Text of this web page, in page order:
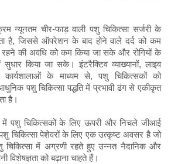
न्यूनतम चीर-फाड़ वाली पशु चिकित्सा सर्जरी के
है, जिससे ऑपरेशन के बाद होने वाले दर्द को कम
की अवधि को कम किया जा सके और रोगियों के
सुधार किया जा सके। इंटरैक्टिव व्याख्यानों, लाइव
कार्यशालाओं के माध्यम से, पशु चिकित्सकों को
पशु चिकित्सा पद्धति में प्रभावी ढंग से एकीकृत
है।
में पशु चिकित्सकों के लिए ऊपरी और निचले जीआई
चिकित्सा पेशेवरों के लिए एक उत्कृष्ट अवसर है जो
चिकित्सा में अग्रणी रहते हुए उन्नत नैदानिक और
विशेषज्ञता को बढ़ाना चाहते हैं।